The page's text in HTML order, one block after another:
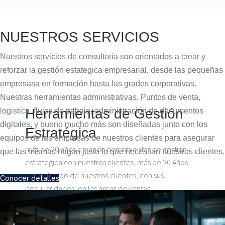
Herramientas de Gestión
Estratégica
más de 20 años creando herramientas de gestión
estrategica con nuestros clientes, más de 20 Años
aprendiendo de nuestros clientes, con sus
peculiaridades, en las áreas de ventas,
operacinones, finanzas, logística, medicina,
ingeniería entre otras muchas disciplinas atendiendo
NUESTROS SERVICIOS
Nuestros servicios de consultoría son orientados a crear y
reforzar la gestión estategica empresarial, desde las pequeñas
empresasa en formación hasta las grades corporativas.
Nuestras herramientas administrativas, Puntos de venta,
logistica, flujos de trabajo, administración de documentos
digitales, y bueno mucho más son diseñadas junto con los
equipos de las empresas de nuestros clientes para asegurar
que las mismas hagan justo lo que necesitan nuestros clientes.
Conocer detalles